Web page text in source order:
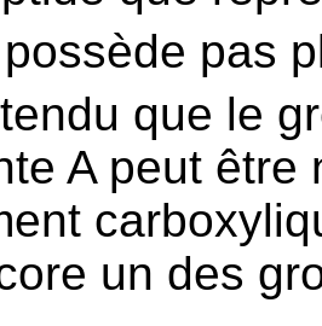
pas
que le
A peut être
un des